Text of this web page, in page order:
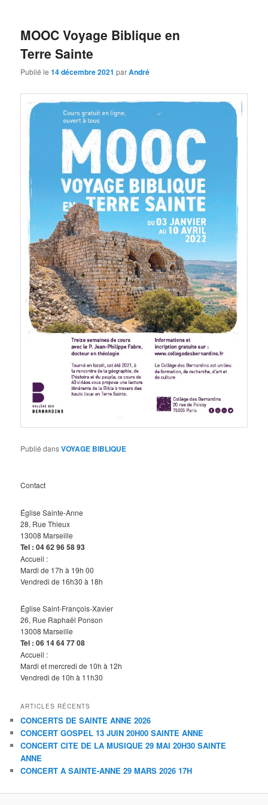
MOOC Voyage Biblique en
Terre Sainte
Publié le14 décembre 2021 parAndré
Publié dansVOYAGE BIBLIQUE
Contact
Église Sainte-Anne
28, Rue Thieux
13008 Marseille
Tel : 04 62 96 58 93
Accueil :
Mardi de 17h à 19h 00
Vendredi de 16h30 à 18h
Église Saint-François-Xavier
26, Rue Raphaël Ponson
13008 Marseille
Tel :06 14 64 7708
Accueil :
Mardi et mercredi de 10h à 12h
Vendredi de 10h à 11h30
ARTICLES RÉCENTS
CONCERTS DE SAINTE ANNE 2026
CONCERT GOSPEL 13 JUIN 20H00 SAINTE ANNE
CONCERT CITE DE LA MUSIQUE 29 MAI 20H30 SAINTE
ANNE
CONCERT A SAINTE-ANNE 29 MARS 2026 17H